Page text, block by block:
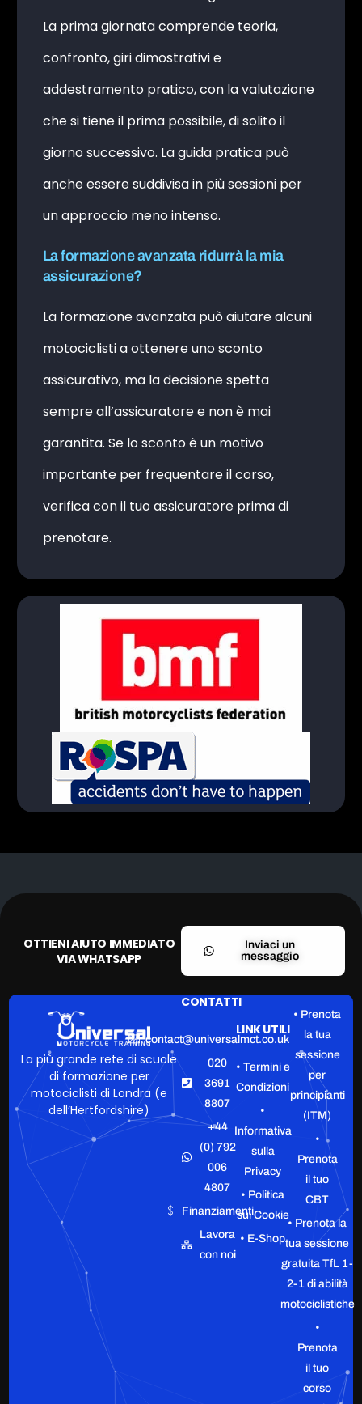
La prima giornata comprende teoria,
confronto, giri dimostrativi e
addestramento pratico, con la valutazione
che si tiene il prima possibile, di solito il
giorno successivo. La guida pratica può
anche essere suddivisa in più sessioni per
un approccio meno intenso.
La formazione avanzata ridurrà la mia
assicurazione?
La formazione avanzata può aiutare alcuni
motociclisti a ottenere uno sconto
assicurativo, ma la decisione spetta
sempre all’assicuratore e non è mai
garantita. Se lo sconto è un motivo
importante per frequentare il corso,
verifica con il tuo assicuratore prima di
prenotare.
OTTIENI AIUTO IMMEDIATO
VIA WHATSAPP
Inviaci un
messaggio
La più grande rete di scuole
di formazione per
motociclisti di Londra (e
dell’Hertfordshire)
CONTATTI
contact@universalmct.co.uk
020
3691
8807
+44
(0) 792
006
4807
Finanziamenti
Lavora
con noi
LINK UTILI
• Termini e
Condizioni
•
Informativa
sulla
Privacy
• Politica
sui Cookie
• E-Shop
• Prenota
la tua
sessione
per
principianti
(ITM)
•
Prenota
il tuo
CBT
• Prenota la
tua sessione
gratuita TfL 1-
2-1 di abilità
motociclistiche
•
Prenota
il tuo
corso